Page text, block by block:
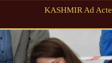
KASHMIR Ad Acte